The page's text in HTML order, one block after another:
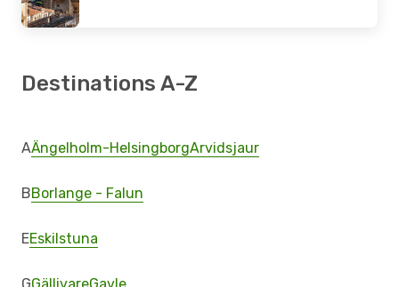
Destinations A-Z
AÄngelholm-HelsingborgArvidsjaur
BBorlange - Falun
EEskilstuna